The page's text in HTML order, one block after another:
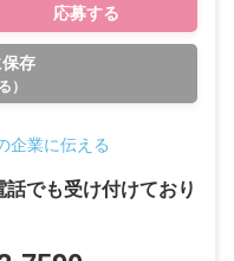
応募する
存
）
企業に伝える
でも受け付けており